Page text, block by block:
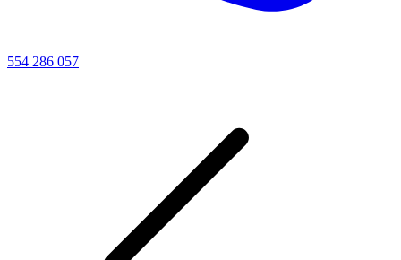
554 286 057